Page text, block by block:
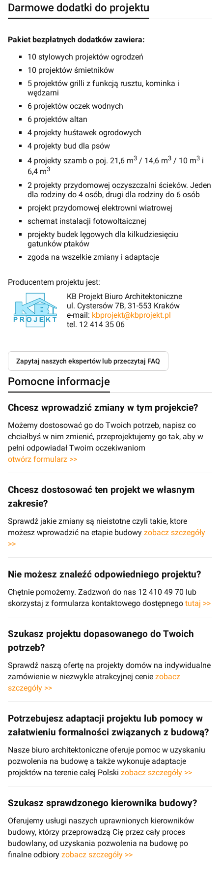
Darmowe dodatki do projektu
Pakiet bezpłatnych dodatków zawiera:
10 stylowych projektów ogrodzeń
10 projektów śmietników
5 projektów grilli z funkcją rusztu, kominka i
wędzarni
6 projektów oczek wodnych
6 projektów altan
4 projekty huśtawek ogrodowych
4 projekty bud dla psów
4 projekty szamb o poj. 21,6 m3 / 14,6 m3 / 10 m3 i
6,4 m3
2 projekty przydomowej oczyszczalni ścieków. Jeden
dla rodziny do 4 osób, drugi dla rodziny do 6 osób
projekt przydomowej elektrowni wiatrowej
schemat instalacji fotowoltaicznej
projekty budek lęgowych dla kilkudziesięciu
gatunków ptaków
zgoda na wszelkie zmiany i adaptacje
Producentem projektu jest:
KB Projekt Biuro Architektoniczne
ul. Cystersów 7B, 31-553 Kraków
e-mail: kbprojekt@kbprojekt.pl
tel. 12 414 35 06
Zapytaj naszych ekspertów lub przeczytaj FAQ
Pomocne informacje
Chcesz wprowadzić zmiany w tym projekcie?
Możemy dostosować go do Twoich potrzeb, napisz co
chciałbyś w nim zmienić, przeprojektujemy go tak, aby w
pełni odpowiadał Twoim oczekiwaniom
otwórz formularz >>
Chcesz dostosować ten projekt we własnym
zakresie?
Sprawdź jakie zmiany są nieistotne czyli takie, ktore
możesz wprowadzić na etapie budowy zobacz szczegóły
>>
Nie możesz znaleźć odpowiedniego projektu?
Chętnie pomożemy. Zadzwoń do nas 12 410 49 70 lub
skorzystaj z formularza kontaktowego dostępnego tutaj >>
Szukasz projektu dopasowanego do Twoich
potrzeb?
Sprawdź naszą ofertę na projekty domów na indywidualne
zamówienie w niezwykle atrakcyjnej cenie zobacz
szczegóły >>
Potrzebujesz adaptacji projektu lub pomocy w
załatwieniu formalności związanych z budową?
Nasze biuro architektoniczne oferuje pomoc w uzyskaniu
pozwolenia na budowę a także wykonuje adaptacje
projektów na terenie całej Polski zobacz szczegóły >>
Szukasz sprawdzonego kierownika budowy?
Oferujemy usługi naszych uprawnionych kierowników
budowy, którzy przeprowadzą Cię przez cały proces
budowlany, od uzyskania pozwolenia na budowę po
finalne odbiory zobacz szczegóły >>